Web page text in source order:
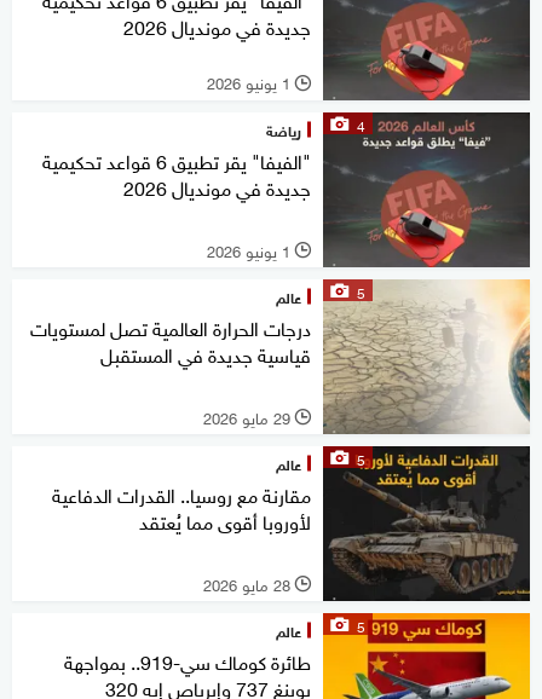
جديدة في مونديال 2026
l 1 يونيو 2026
4 رياضة
"الفيفا" يقر تطبيق 6 قواعد تحكيمية
جديدة في مونديال 2026
l 1 يونيو 2026
5 عالم
درجات الحرارة العالمية تصل لمستويات
قياسية جديدة في المستقبل
l 29 مايو 2026
5 عالم
مقارنة مع روسيا.. القدرات الدفاعية
لأوروبا أقوى مما يُعتقد
l 28 مايو 2026
5 عالم
طائرة كوماك سي-919.. بمواجهة
بوينغ 737 وإيرباص إيه 320